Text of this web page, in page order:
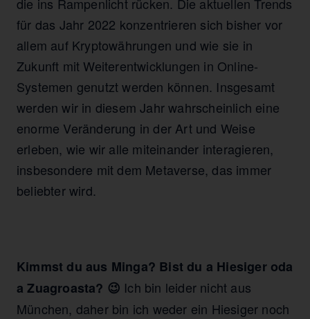
für das Jahr 2022 konzentrieren sich bisher vor
allem auf Kryptowährungen und wie sie in
Zukunft mit Weiterentwicklungen in Online-
Systemen genutzt werden können. Insgesamt
werden wir in diesem Jahr wahrscheinlich eine
enorme Veränderung in der Art und Weise
erleben, wie wir alle miteinander interagieren,
insbesondere mit dem Metaverse, das immer
beliebter wird.
Kimmst du aus Minga? Bist du a Hiesiger oda
a Zuagroasta? 😉 Ich bin leider nicht aus
München, daher bin ich weder ein Hiesiger noch